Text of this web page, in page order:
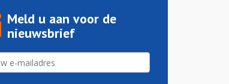
Meld u aan voor de
nieuwsbrief